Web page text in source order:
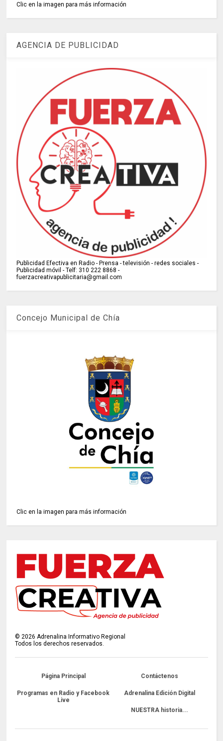
Clic en la imagen para más información
AGENCIA DE PUBLICIDAD
Publicidad Efectiva en Radio - Prensa - televisión - redes sociales -
Publicidad móvil - Telf: 310 222 8868 -
fuerzacreativapublicitaria@gmail.com
Concejo Municipal de Chía
Clic en la imagen para más información
©2026 Adrenalina Informativo Regional
Todos los derechos reservados.
Página Principal Contáctenos
Programas en Radio y Facebook
Live
Adrenalina Edición Digital
NUESTRA historia...